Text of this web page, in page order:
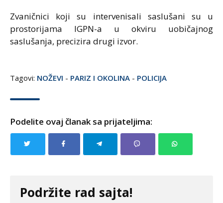
Zvaničnici koji su intervenisali saslušani su u
prostorijama IGPN-a u okviru uobičajnog
saslušanja, precizira drugi izvor.
Tagovi: NOŽEVI - PARIZ I OKOLINA - POLICIJA
Podelite ovaj članak sa prijateljima:
Podržite rad sajta!